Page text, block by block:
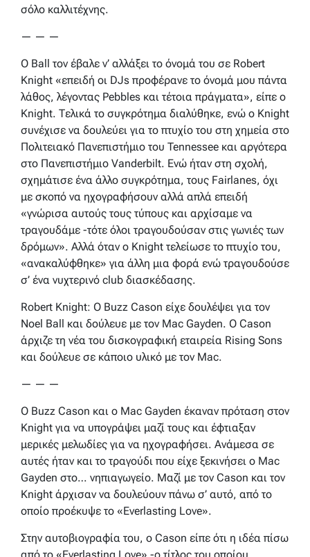
σόλο καλλιτέχνης.
— — —
Ο Ball τον έβαλε ν’ αλλάξει το όνομά του σε Robert
Knight «επειδή οι DJs προφέρανε το όνομά μου πάντα
λάθος, λέγοντας Pebbles και τέτοια πράγματα», είπε ο
Knight. Τελικά το συγκρότημα διαλύθηκε, ενώ ο Knight
συνέχισε να δουλεύει για το πτυχίο του στη χημεία στο
Πολιτειακό Πανεπιστήμιο του Tennessee και αργότερα
στο Πανεπιστήμιο Vanderbilt. Ενώ ήταν στη σχολή,
σχημάτισε ένα άλλο συγκρότημα, τους Fairlanes, όχι
με σκοπό να ηχογραφήσουν αλλά απλά επειδή
«γνώρισα αυτούς τους τύπους και αρχίσαμε να
τραγουδάμε -τότε όλοι τραγουδούσαν στις γωνιές των
δρόμων». Αλλά όταν ο Knight τελείωσε το πτυχίο του,
«ανακαλύφθηκε» για άλλη μια φορά ενώ τραγουδούσε
σ’ ένα νυχτερινό club διασκέδασης.
Robert Knight: Ο Buzz Cason είχε δουλέψει για τον
Noel Ball και δούλευε με τον Mac Gayden. Ο Cason
άρχιζε τη νέα του δισκογραφική εταιρεία Rising Sons
και δούλευε σε κάποιο υλικό με τον Mac.
— — —
Ο Buzz Cason και ο Mac Gayden έκαναν πρόταση στον
Knight για να υπογράψει μαζί τους και έφτιαξαν
μερικές μελωδίες για να ηχογραφήσει. Ανάμεσα σε
αυτές ήταν και το τραγούδι που είχε ξεκινήσει ο Mac
Gayden στο… νηπιαγωγείο. Μαζί με τον Cason και τον
Knight άρχισαν να δουλεύουν πάνω σ’ αυτό, από το
οποίο προέκυψε το «Everlasting Love».
Στην αυτοβιογραφία του, ο Cason είπε ότι η ιδέα πίσω